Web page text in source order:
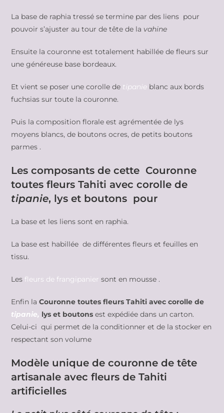
La base de raphia tressé se termine par des liens pour
pouvoir s’ajuster au tour de tête de la vahine
Ensuite la couronne est totalement habillée de fleurs sur
une généreuse base bordeaux.
Et vient se poser une corolle de tipanie blanc aux bords
fuchsias sur toute la couronne.
Puis la composition florale est agrémentée de lys
moyens blancs, de boutons ocres, de petits boutons
parmes .
Les composants de cette Couronne
toutes fleurs Tahiti avec corolle de
tipanie, lys et boutons pour
La base et les liens sont en raphia.
La base est habillée de différentes fleurs et feuilles en
tissu.
Les fleurs de frangipaniersont en mousse .
Enfin laCouronne toutes fleurs Tahiti avec corolle de
tipanie, lys et boutons est expédiée dans un carton.
Celui-ci qui permet de la conditionner et de la stocker en
respectant son volume
Modèle unique de couronne de tête
artisanale avec fleurs de Tahiti
artificielles